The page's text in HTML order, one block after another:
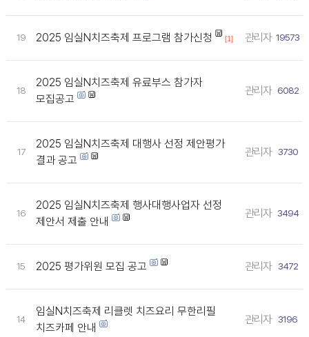
19 2025 임실N치즈축제 프로그램 참가신청 [1] 관리자 19573
18
2025 임실N치즈축제 유료부스 참가자
모집공고
관리자 6082
17
2025 임실N치즈축제 대행사 선정 제안평가
결과 공고
관리자 3730
16
2025 임실N치즈축제 행사대행사업자 선정
제안서 제출 안내
관리자 3494
15 2025 평가위원 모집 공고 관리자 3472
14
임실N치즈축제 리클렛 치즈요리 무한리필
치즈카페 안내
관리자 3196